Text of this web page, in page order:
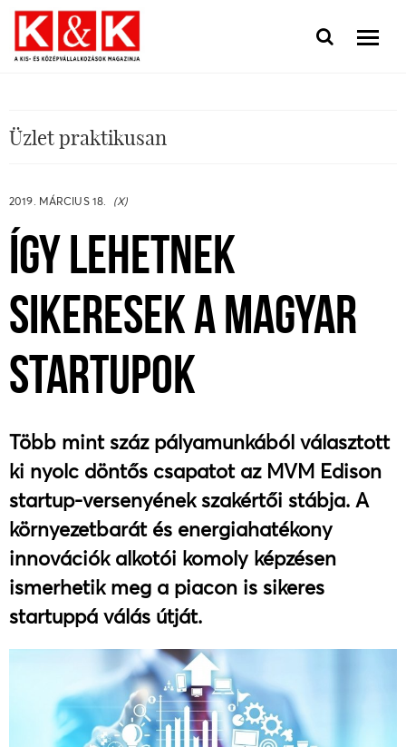
Üzlet praktikusan
2019. MÁRCIUS 18. (X)
ÍGY LEHETNEK
SIKERESEK A MAGYAR
STARTUPOK
Több mint száz pályamunkából választott
ki nyolc döntős csapatot az MVM Edison
startup-versenyének szakértői stábja. A
környezetbarát és energiahatékony
innovációk alkotói komoly képzésen
ismerhetik meg a piacon is sikeres
startuppá válás útját.